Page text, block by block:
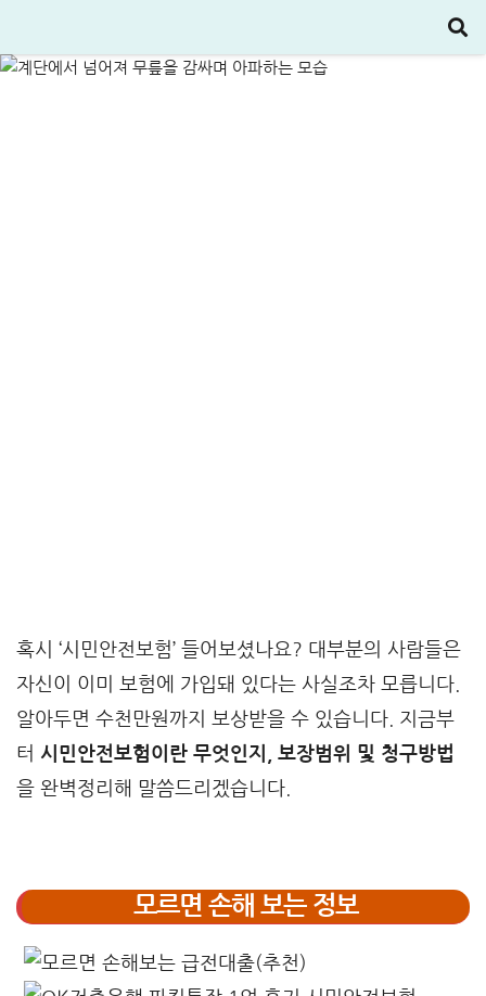
혹시 ‘시민안전보험’ 들어보셨나요? 대부분의 사람들은
자신이 이미 보험에 가입돼 있다는 사실조차 모릅니다.
알아두면 수천만원까지 보상받을 수 있습니다. 지금부
터 시민안전보험이란 무엇인지, 보장범위 및 청구방법
을 완벽정리해 말씀드리겠습니다.
모르면 손해 보는 정보